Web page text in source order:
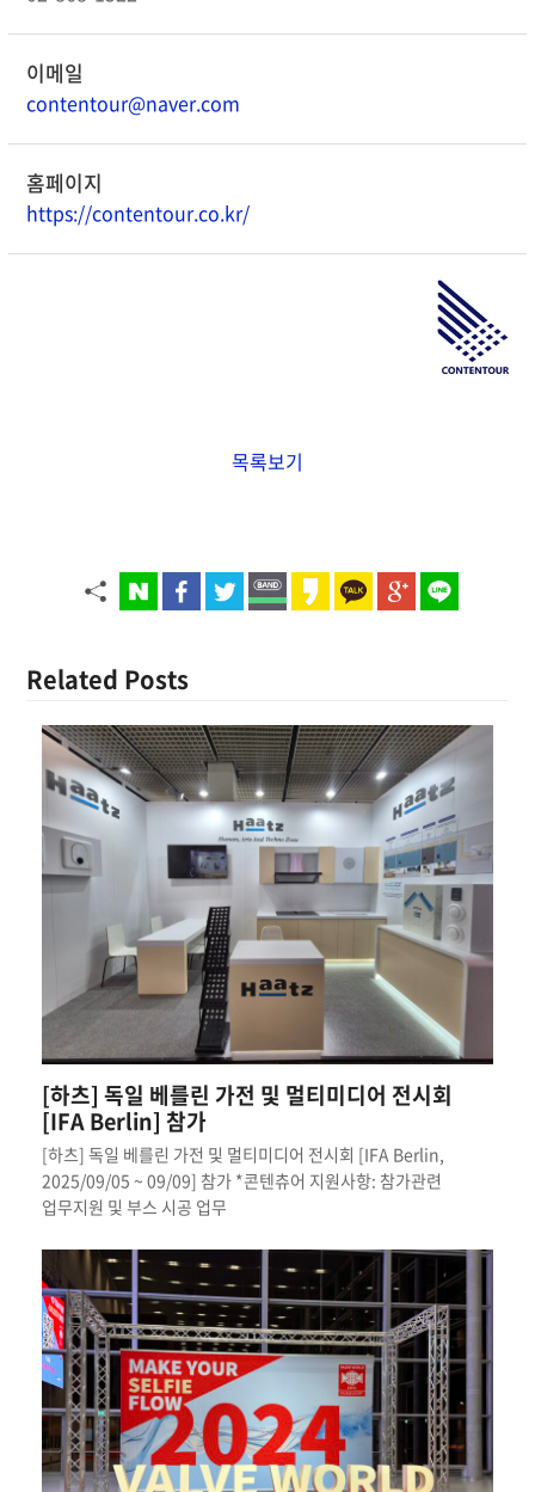
이메일
contentour@naver.com
홈페이지
https://contentour.co.kr/
목록보기
Related Posts
[하츠] 독일 베를린 가전 및 멀티미디어 전시회
[IFA Berlin] 참가
[하츠] 독일 베를린 가전 및 멀티미디어 전시회 [IFA Berlin,
2025/09/05 ~ 09/09] 참가 *콘텐츄어 지원사항: 참가관련
업무지원 및 부스 시공 업무